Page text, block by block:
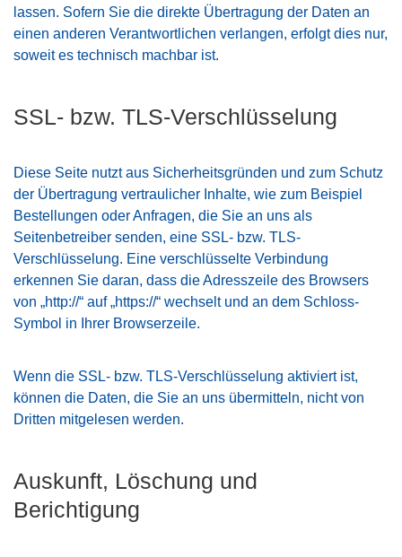
lassen. Sofern Sie die direkte Übertragung der Daten an
einen anderen Verantwortlichen verlangen, erfolgt dies nur,
soweit es technisch machbar ist.
SSL- bzw. TLS-Verschlüsselung
Diese Seite nutzt aus Sicherheitsgründen und zum Schutz
der Übertragung vertraulicher Inhalte, wie zum Beispiel
Bestellungen oder Anfragen, die Sie an uns als
Seitenbetreiber senden, eine SSL- bzw. TLS-
Verschlüsselung. Eine verschlüsselte Verbindung
erkennen Sie daran, dass die Adresszeile des Browsers
von „http://“ auf „https://“ wechselt und an dem Schloss-
Symbol in Ihrer Browserzeile.
Wenn die SSL- bzw. TLS-Verschlüsselung aktiviert ist,
können die Daten, die Sie an uns übermitteln, nicht von
Dritten mitgelesen werden.
Auskunft, Löschung und
Berichtigung